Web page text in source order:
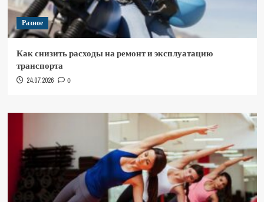
Разное
Как снизить расходы на ремонт и эксплуатацию
транспорта
24.07.2026 0